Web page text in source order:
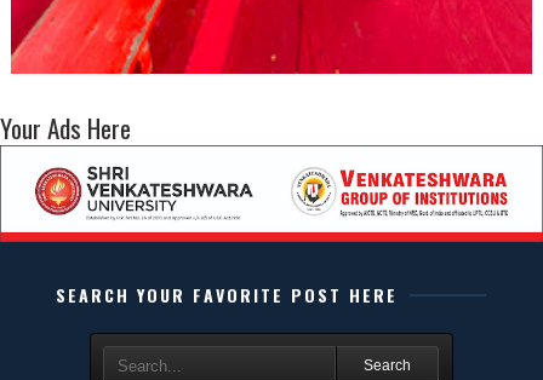
Your Ads Here
SEARCH YOUR FAVORITE POST HERE
Search